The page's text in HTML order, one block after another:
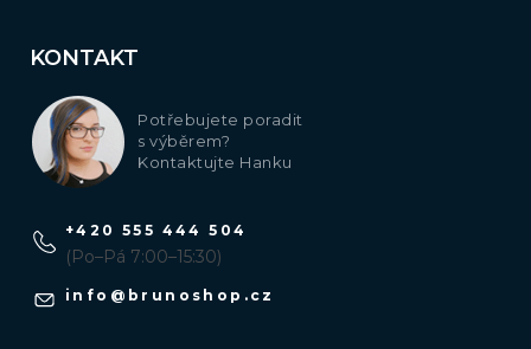
KONTAKT
Potřebujete poradit
s výběrem?
Kontaktujte Hanku
info @ brunoshop.cz
+420 555 444 504
(Po–Pá 7:00–15:30)